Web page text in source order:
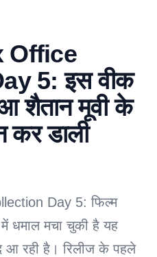
Office
5: इस वीक
शैतान मूवी के
कर डाली
Day 5: फिल्म
में धमाल मचा चुकी है यह
आ रही है। रिलीज के पहले